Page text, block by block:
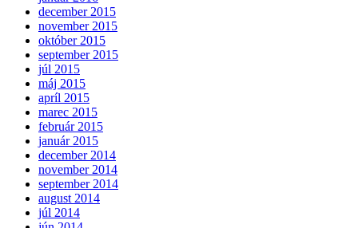
december 2015
november 2015
október 2015
september 2015
júl 2015
máj 2015
apríl 2015
marec 2015
február 2015
január 2015
december 2014
november 2014
september 2014
august 2014
júl 2014